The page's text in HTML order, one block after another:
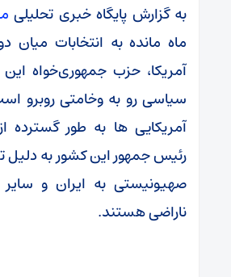
به گزارش پایگاه خبری تحلیلی
ماه مانده به انتخابات میان‌
آمریکا، حزب جمهوری‌خواه
سیاسی رو به وخامتی روبرو
آمریکایی‌ ها به طور گسترده
رئیس جمهور این کشور به دلیل
صهیونیستی به ایران و
ناراضی هستند.